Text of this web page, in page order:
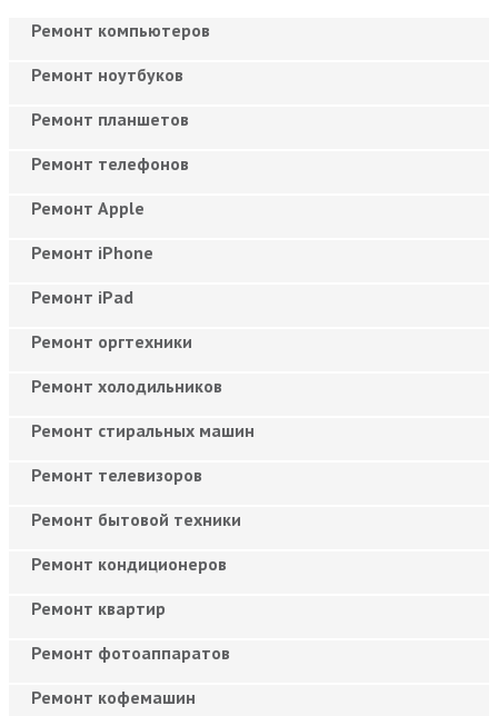
Ремонт компьютеров
Ремонт ноутбуков
Ремонт планшетов
Ремонт телефонов
Ремонт Apple
Ремонт iPhone
Ремонт iPad
Ремонт оргтехники
Ремонт холодильников
Ремонт стиральных машин
Ремонт телевизоров
Ремонт бытовой техники
Ремонт кондиционеров
Ремонт квартир
Ремонт фотоаппаратов
Ремонт кофемашин